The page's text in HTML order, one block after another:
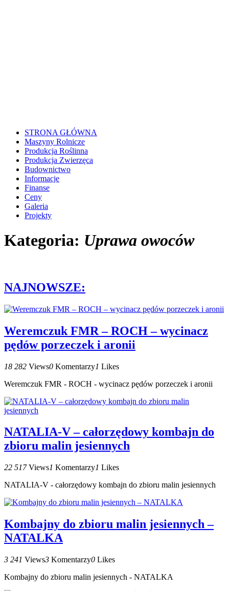
STRONA GŁÓWNA
Maszyny Rolnicze
Produkcja Roślinna
Produkcja Zwierzęca
Budownictwo
Informacje
Finanse
Ceny
Galeria
Projekty
Kategoria: Uprawa owoców
NAJNOWSZE:
Weremczuk FMR – ROCH – wycinacz
pędów porzeczek i aronii
18 282 Views0 Komentarzy1 Likes
Weremczuk FMR - ROCH - wycinacz pędów porzeczek i aronii
NATALIA-V – całorzędowy kombajn do
zbioru malin jesiennych
22 517 Views1 Komentarzy1 Likes
NATALIA-V - całorzędowy kombajn do zbioru malin jesiennych
Kombajny do zbioru malin jesiennych –
NATALKA
3 241 Views3 Komentarzy0 Likes
Kombajny do zbioru malin jesiennych - NATALKA